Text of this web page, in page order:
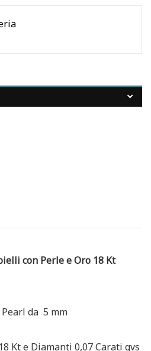
con Perle e Oro 18 Kt
da 5 mm
Kt e Diamanti 0,07 Carati gvs